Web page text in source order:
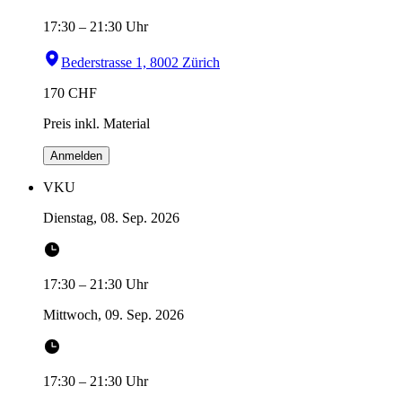
17:30 – 21:30 Uhr
Bederstrasse 1, 8002 Zürich
170 CHF
Preis inkl. Material
Anmelden
VKU
Dienstag, 08. Sep. 2026
17:30 – 21:30 Uhr
Mittwoch, 09. Sep. 2026
17:30 – 21:30 Uhr